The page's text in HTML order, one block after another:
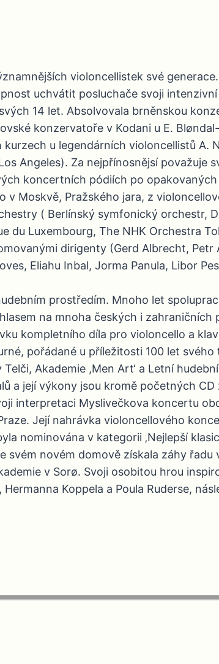
violoncellistek své
uchvátit posluchače svoji
14 let. Absolvovala brněnskou
konzervatoře v Kodani u E.
u legendárních violoncellistů A.
Angeles). Za nejpřínosnějsí považuje
koncertních pódiích po
Moskvě, Pražského jara, z
( Berlínský symfonický orchestr,
du Luxembourg, The NHK Orchestra
dirigenty (Gerd Albrecht,
Eliahu Inbal, Jorma Panula, Libor
prostředím. Mnoho let
na mnoha českých i
kompletního díla pro violoncello a
pořádané u příležitosti 100 let
Akademie ,Men Art‘ a Letní
a její výkony jsou kromě početných
interpretaci Myslivečkova koncertu
Její nahrávka violoncellového
nominována v kategorii ‚Nejlepší
svém novém domově získala záhy
v Sorø. Svoji osobitou hrou
Koppela a Poula Ruderse,